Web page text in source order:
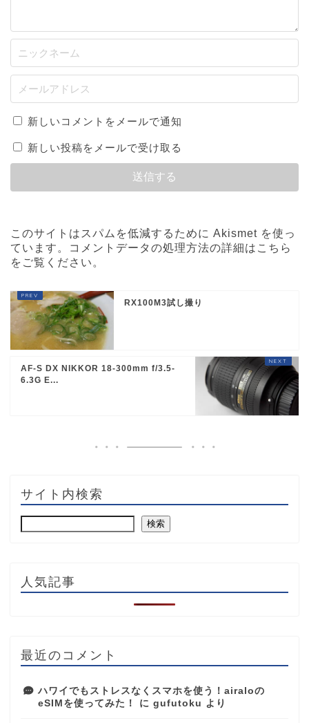
新しいコメントをメールで通知
新しい投稿をメールで受け取る
このサイトはスパムを低減するために Akismet を使っ
ています。
コメントデータの処理方法の詳細はこちら
をご覧ください 。
RX100M3試し撮り
AF-S DX NIKKOR 18-300mm f/3.5-
6.3G E...
サイト内検索
検索
人気記事
最近のコメント
ハワイでもストレスなくスマホを使う！airaloの
eSIMを使ってみた！
に gufutoku より